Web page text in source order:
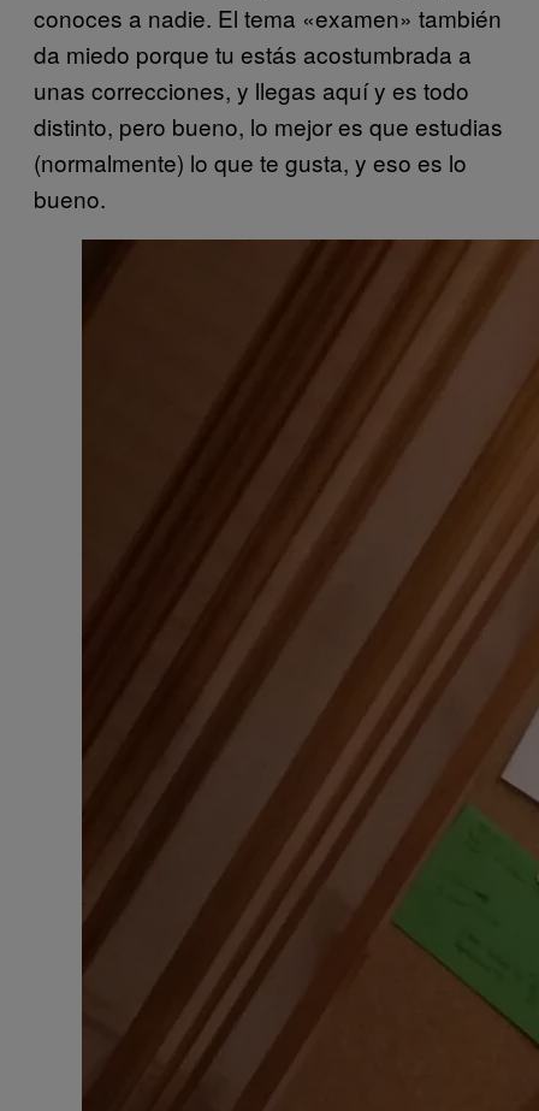
conoces a nadie. El tema «examen» también
da miedo porque tu estás acostumbrada a
unas correcciones, y llegas aquí y es todo
distinto, pero bueno, lo mejor es que estudias
(normalmente) lo que te gusta, y eso es lo
bueno.